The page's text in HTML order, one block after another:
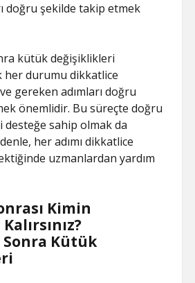
doğru şekilde takip etmek
kütük değişiklikleri
her durumu dikkatlice
gereken adımları doğru
önemlidir. Bu süreçte doğru
desteğe sahip olmak da
her adımı dikkatlice
uzmanlardan yardım
Kimin
Sonra Kütük